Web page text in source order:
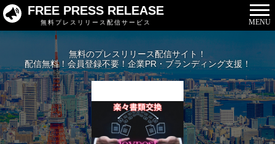
FREE PRESS RELEASE
無料プレスリリース配信サービス MENU
無料のプレスリリース配信サイト！
配信無料！会員登録不要！企業PR・ブランディング支援！